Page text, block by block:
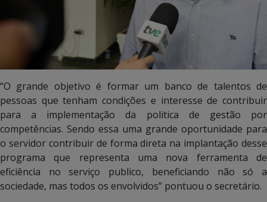
“O grande objetivo é formar um banco de talentos de
pessoas que tenham condições e interesse de contribuir
para a implementação da politica de gestão por
competências. Sendo essa uma grande oportunidade para
o servidor contribuir de forma direta na implantação desse
programa que representa uma nova ferramenta de
eficiência no serviço publico, beneficiando não só a
sociedade, mas todos os envolvidos” pontuou o secretário.